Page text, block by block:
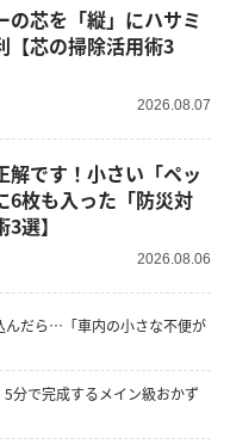
の芯を「縦」にハサミ
【芯の掃除活用術3
2026.08.07
解です！小さい「ペッ
6枚も入った「防災対
選】
2026.08.06
んだら…「車内の小さな不便が
分で完成するメイン級おかず